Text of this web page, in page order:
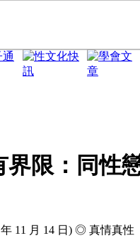
界限：同性
年 11 月 14 日) ◎ 真情真性